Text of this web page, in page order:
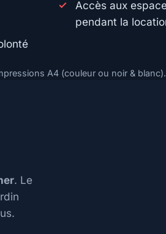
Accès aux
pendant la
A4 (couleur ou noir &
. Le